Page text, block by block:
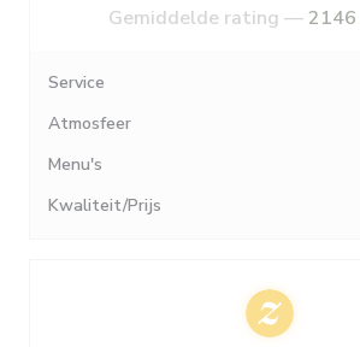
Gemiddelde rating —
Service
Atmosfeer
Menu's
Kwaliteit/Prijs